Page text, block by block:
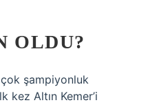
OLDU?
şampiyonluk
kez Altın Kemer’i